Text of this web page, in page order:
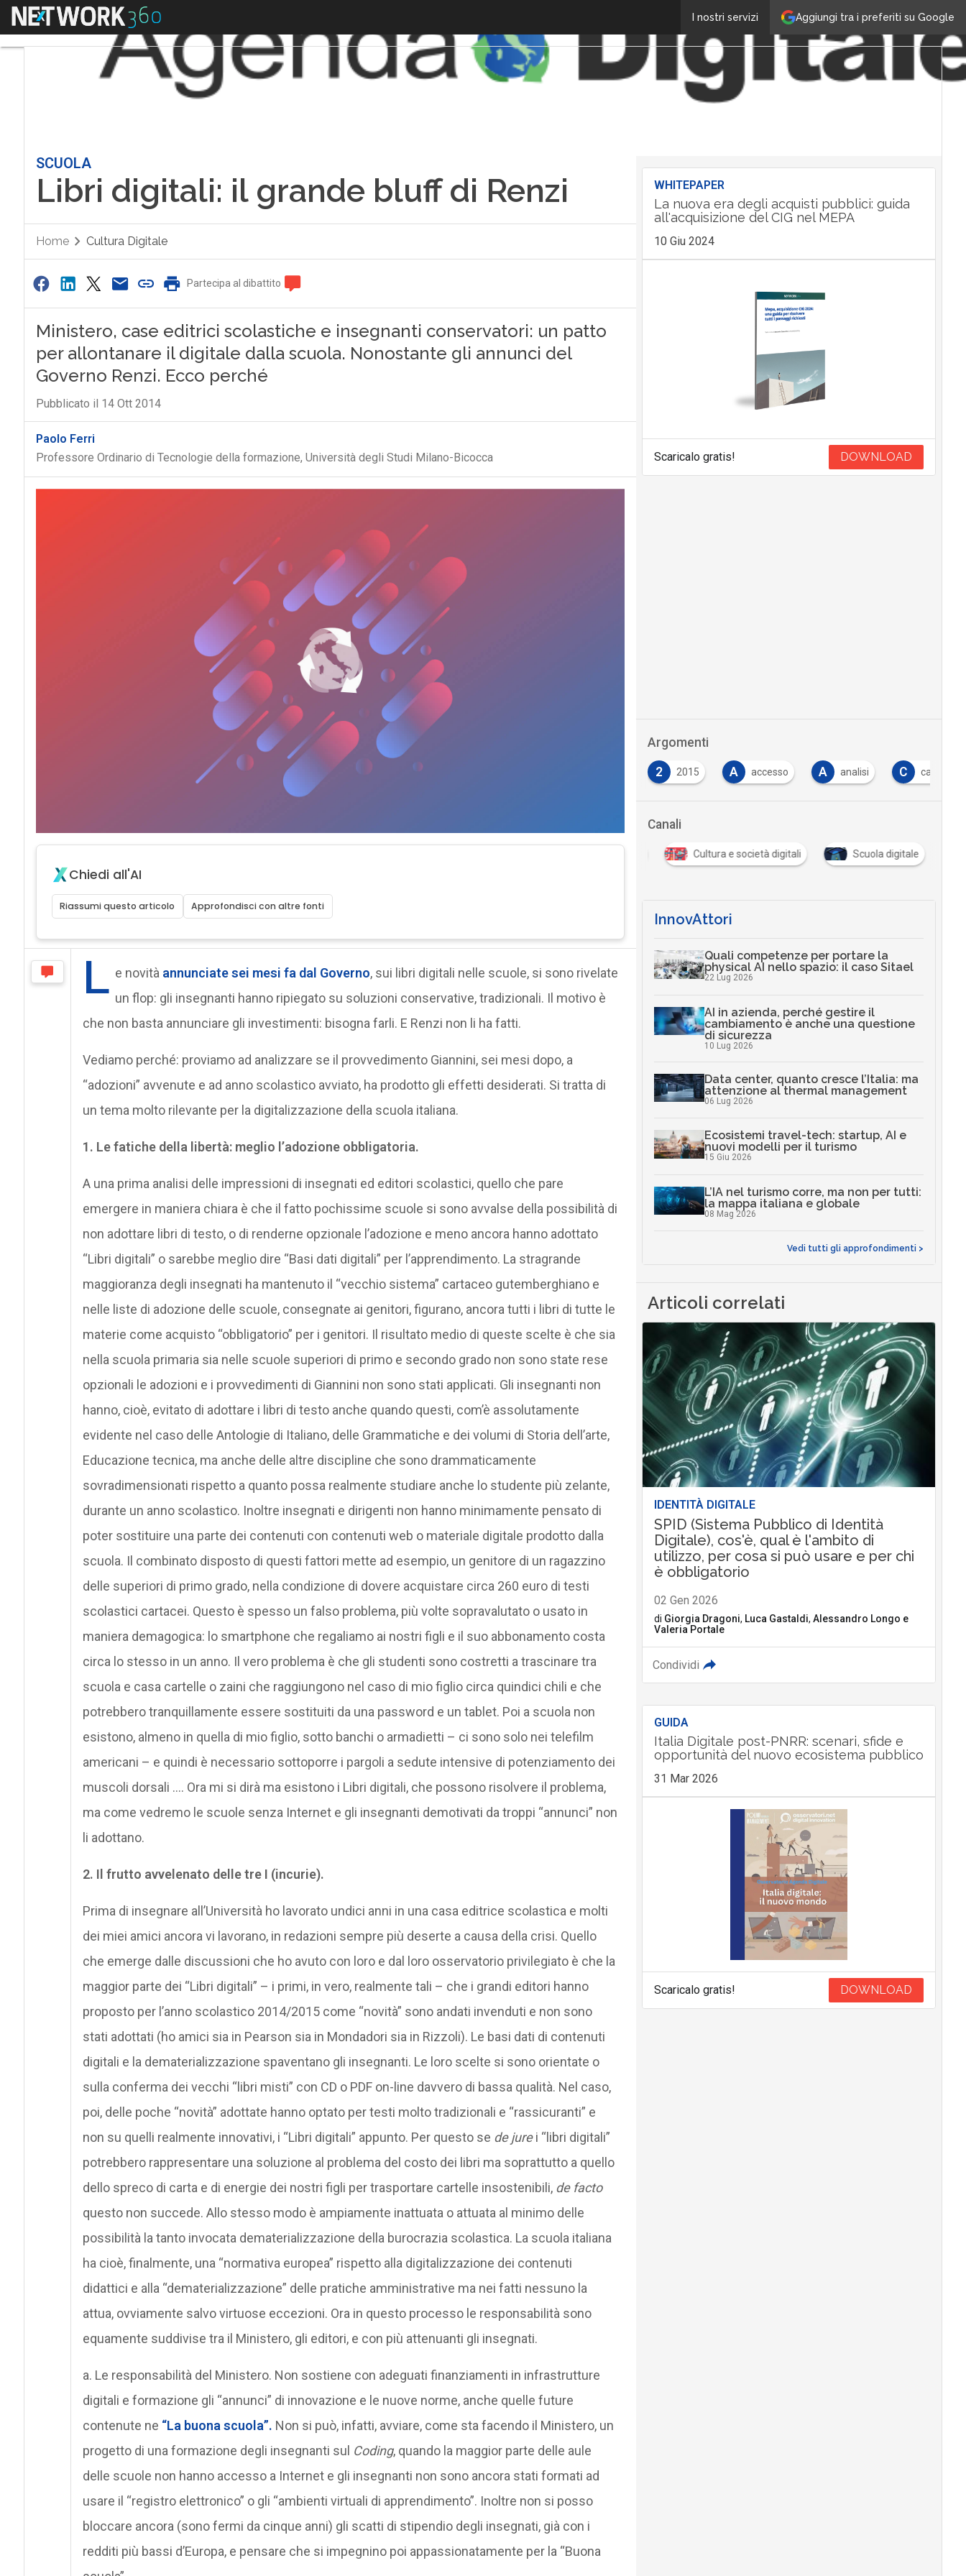
Aggiungi tra i preferiti su Google
I nostri servizi
Menu
SCUOLA
Libri digitali: il grande bluff di Renzi
Home Cultura Digitale
Partecipa al dibattito
Ministero, case editrici scolastiche e insegnanti conservatori: un patto
per allontanare il digitale dalla scuola. Nonostante gli annunci del
Governo Renzi. Ecco perché
Pubblicato il 14 Ott 2014
Paolo Ferri
Professore Ordinario di Tecnologie della formazione, Università degli Studi Milano-Bicocca
Chiedi all'AI
Riassumi questo articolo Approfondisci con altre fonti
L e novità annunciate sei mesi fa dal Governo, sui libri digitali nelle scuole, si sono rivelate
un flop: gli insegnanti hanno ripiegato su soluzioni conservative, tradizionali. Il motivo è
che non basta annunciare gli investimenti: bisogna farli. E Renzi non li ha fatti.
Vediamo perché: proviamo ad analizzare se il provvedimento Giannini, sei mesi dopo, a
“adozioni” avvenute e ad anno scolastico avviato, ha prodotto gli effetti desiderati. Si tratta di
un tema molto rilevante per la digitalizzazione della scuola italiana.
1. Le fatiche della libertà: meglio l’adozione obbligatoria.
A una prima analisi delle impressioni di insegnati ed editori scolastici, quello che pare
emergere in maniera chiara è che il fatto pochissime scuole si sono avvalse della possibilità di
non adottare libri di testo, o di renderne opzionale l’adozione e meno ancora hanno adottato
“Libri digitali” o sarebbe meglio dire “Basi dati digitali” per l’apprendimento. La stragrande
maggioranza degli insegnati ha mantenuto il “vecchio sistema” cartaceo gutemberghiano e
nelle liste di adozione delle scuole, consegnate ai genitori, figurano, ancora tutti i libri di tutte le
materie come acquisto “obbligatorio” per i genitori. Il risultato medio di queste scelte è che sia
nella scuola primaria sia nelle scuole superiori di primo e secondo grado non sono state rese
opzionali le adozioni e i provvedimenti di Giannini non sono stati applicati. Gli insegnanti non
hanno, cioè, evitato di adottare i libri di testo anche quando questi, com’è assolutamente
evidente nel caso delle Antologie di Italiano, delle Grammatiche e dei volumi di Storia dell’arte,
Educazione tecnica, ma anche delle altre discipline che sono drammaticamente
sovradimensionati rispetto a quanto possa realmente studiare anche lo studente più zelante,
durante un anno scolastico. Inoltre insegnati e dirigenti non hanno minimamente pensato di
poter sostituire una parte dei contenuti con contenuti web o materiale digitale prodotto dalla
scuola. Il combinato disposto di questi fattori mette ad esempio, un genitore di un ragazzino
delle superiori di primo grado, nella condizione di dovere acquistare circa 260 euro di testi
scolastici cartacei. Questo è spesso un falso problema, più volte sopravalutato o usato in
maniera demagogica: lo smartphone che regaliamo ai nostri figli e il suo abbonamento costa
circa lo stesso in un anno. Il vero problema è che gli studenti sono costretti a trascinare tra
scuola e casa cartelle o zaini che raggiungono nel caso di mio figlio circa quindici chili e che
potrebbero tranquillamente essere sostituiti da una password e un tablet. Poi a scuola non
esistono, almeno in quella di mio figlio, sotto banchi o armadietti – ci sono solo nei telefilm
americani – e quindi è necessario sottoporre i pargoli a sedute intensive di potenziamento dei
muscoli dorsali …. Ora mi si dirà ma esistono i Libri digitali, che possono risolvere il problema,
ma come vedremo le scuole senza Internet e gli insegnanti demotivati da troppi “annunci” non
li adottano.
2. Il frutto avvelenato delle tre I (incurie).
Prima di insegnare all’Università ho lavorato undici anni in una casa editrice scolastica e molti
dei miei amici ancora vi lavorano, in redazioni sempre più deserte a causa della crisi. Quello
che emerge dalle discussioni che ho avuto con loro e dal loro osservatorio privilegiato è che la
maggior parte dei “Libri digitali” – i primi, in vero, realmente tali – che i grandi editori hanno
proposto per l’anno scolastico 2014/2015 come “novità” sono andati invenduti e non sono
stati adottati (ho amici sia in Pearson sia in Mondadori sia in Rizzoli). Le basi dati di contenuti
digitali e la dematerializzazione spaventano gli insegnanti. Le loro scelte si sono orientate o
sulla conferma dei vecchi “libri misti” con CD o PDF on-line davvero di bassa qualità. Nel caso,
poi, delle poche “novità” adottate hanno optato per testi molto tradizionali e “rassicuranti” e
non su quelli realmente innovativi, i “Libri digitali” appunto. Per questo se de jurei “libri digitali”
potrebbero rappresentare una soluzione al problema del costo dei libri ma soprattutto a quello
dello spreco di carta e di energie dei nostri figli per trasportare cartelle insostenibili, de facto
questo non succede. Allo stesso modo è ampiamente inattuata o attuata al minimo delle
possibilità la tanto invocata dematerializzazione della burocrazia scolastica. La scuola italiana
ha cioè, finalmente, una “normativa europea” rispetto alla digitalizzazione dei contenuti
didattici e alla “dematerializzazione” delle pratiche amministrative ma nei fatti nessuno la
attua, ovviamente salvo virtuose eccezioni. Ora in questo processo le responsabilità sono
equamente suddivise tra il Ministero, gli editori, e con più attenuanti gli insegnati.
a. Le responsabilità del Ministero. Non sostiene con adeguati finanziamenti in infrastrutture
digitali e formazione gli “annunci” di innovazione e le nuove norme, anche quelle future
contenute ne “La buona scuola”. Non si può, infatti, avviare, come sta facendo il Ministero, un
progetto di una formazione degli insegnanti sul Coding, quando la maggior parte delle aule
delle scuole non hanno accesso a Internet e gli insegnanti non sono ancora stati formati ad
usare il “registro elettronico” o gli “ambienti virtuali di apprendimento”. Inoltre non si posso
bloccare ancora (sono fermi da cinque anni) gli scatti di stipendio degli insegnati, già con i
redditi più bassi d’Europa, e pensare che si impegnino poi appassionatamente per la “Buona
WHITEPAPER
La nuova era degli acquisti pubblici: guida
all'acquisizione del CIG nel MEPA
10 Giu 2024
Scaricalo gratis! DOWNLOAD
Argomenti
2 2015 A accesso A analisi C carta
Canali
Cultura e società digitali Scuola digitale
InnovAttori
Quali competenze per portare la
physical AI nello spazio: il caso Sitael
22 Lug 2026
AI in azienda, perché gestire il
cambiamento è anche una questione
di sicurezza
10 Lug 2026
Data center, quanto cresce l’Italia: ma
attenzione al thermal management
06 Lug 2026
Ecosistemi travel-tech: startup, AI e
nuovi modelli per il turismo
15 Giu 2026
L’IA nel turismo corre, ma non per tutti:
la mappa italiana e globale
08 Mag 2026
Vedi tutti gli approfondimenti >
Articoli correlati
IDENTITÀ DIGITALE
SPID (Sistema Pubblico di Identità
Digitale), cos'è, qual è l'ambito di
utilizzo, per cosa si può usare e per chi
è obbligatorio
02 Gen 2026
di Giorgia Dragoni, Luca Gastaldi, Alessandro Longo e
Valeria Portale
Condividi
GUIDA
Italia Digitale post-PNRR: scenari, sfide e
opportunità del nuovo ecosistema pubblico
31 Mar 2026
Scaricalo gratis! DOWNLOAD